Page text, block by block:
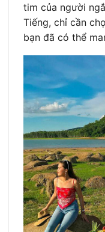
tim của người
Tiếng, chỉ cần
bạn đã có thể